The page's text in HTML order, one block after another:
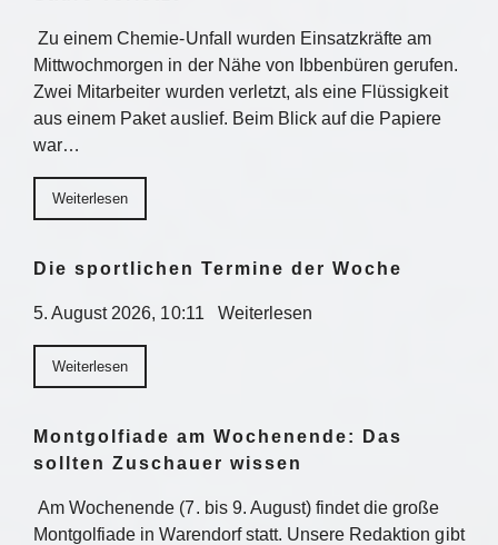
Zu einem Chemie-Unfall wurden Einsatzkräfte am
Mittwochmorgen in der Nähe von Ibbenbüren gerufen.
Zwei Mitarbeiter wurden verletzt, als eine Flüssigkeit
aus einem Paket auslief. Beim Blick auf die Papiere
war…
Weiterlesen
Die sportlichen Termine der Woche
5. August 2026, 10:11 Weiterlesen
Weiterlesen
Montgolfiade am Wochenende: Das
sollten Zuschauer wissen
Am Wochenende (7. bis 9. August) findet die große
Montgolfiade in Warendorf statt. Unsere Redaktion gibt